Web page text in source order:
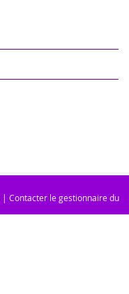
| Contacter le gestionnaire du